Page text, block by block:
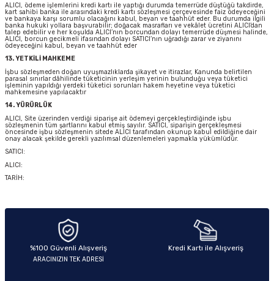
ALICI, ödeme işlemlerini kredi kartı ile yaptığı durumda temerrüde düştüğü takdirde,
kart sahibi banka ile arasındaki kredi kartı sözleşmesi çerçevesinde faiz ödeyeceğini
ve bankaya karşı sorumlu olacağını kabul, beyan ve taahhüt eder. Bu durumda ilgili
banka hukuki yollara başvurabilir; doğacak masrafları ve vekâlet ücretini ALICI’dan
talep edebilir ve her koşulda ALICI’nın borcundan dolayı temerrüde düşmesi halinde,
ALICI, borcun gecikmeli ifasından dolayı SATICI’nın uğradığı zarar ve ziyanını
ödeyeceğini kabul, beyan ve taahhüt eder
13. YETKİLİ MAHKEME
İşbu sözleşmeden doğan uyuşmazlıklarda şikayet ve itirazlar, Kanunda belirtilen
parasal sınırlar dâhilinde tüketicinin yerleşim yerinin bulunduğu veya tüketici
işleminin yapıldığı yerdeki tüketici sorunları hakem heyetine veya tüketici
mahkemesine yapılacaktır
14. YÜRÜRLÜK
ALICI, Site üzerinden verdiği siparişe ait ödemeyi gerçekleştirdiğinde işbu
sözleşmenin tüm şartlarını kabul etmiş sayılır. SATICI, siparişin gerçekleşmesi
öncesinde işbu sözleşmenin sitede ALICI tarafından okunup kabul edildiğine dair
onay alacak şekilde gerekli yazılımsal düzenlemeleri yapmakla yükümlüdür.
SATICI:
ALICI:
TARİH:
%100 Güvenli Alışveriş
ARACINIZIN TEK ADRESİ
Kredi Kartı ile Alışveriş